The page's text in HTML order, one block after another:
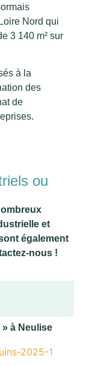
Nord qui
3 140 m² sur
à la
des
de
ou
et
également
nous !
à Neulise